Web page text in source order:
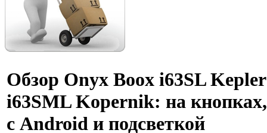
Обзор Onyx Boox i63SL
i63SML Kopernik: на
с Android и подсветкой